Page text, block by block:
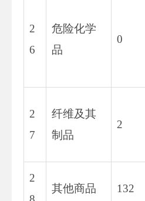
2
6
危险化学
品
0
2
7
纤维及其
制品
2
2
其他商品 132